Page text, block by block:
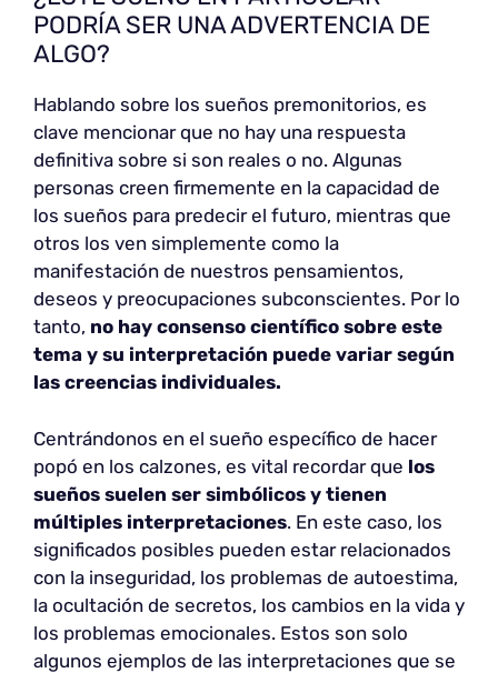
PODRÍA SER UNA ADVERTENCIA DE
ALGO?
Hablando sobre los sueños premonitorios, es
clave mencionar que no hay una respuesta
definitiva sobre si son reales o no. Algunas
personas creen firmemente en la capacidad de
los sueños para predecir el futuro, mientras que
otros los ven simplemente como la
manifestación de nuestros pensamientos,
deseos y preocupaciones subconscientes. Por lo
tanto, no hay consenso científico sobre este
tema y su interpretación puede variar según
las creencias individuales.
Centrándonos en el sueño específico de hacer
popó en los calzones, es vital recordar que los
sueños suelen ser simbólicos y tienen
múltiples interpretaciones. En este caso, los
significados posibles pueden estar relacionados
con la inseguridad, los problemas de autoestima,
la ocultación de secretos, los cambios en la vida y
los problemas emocionales. Estos son solo
algunos ejemplos de las interpretaciones que se